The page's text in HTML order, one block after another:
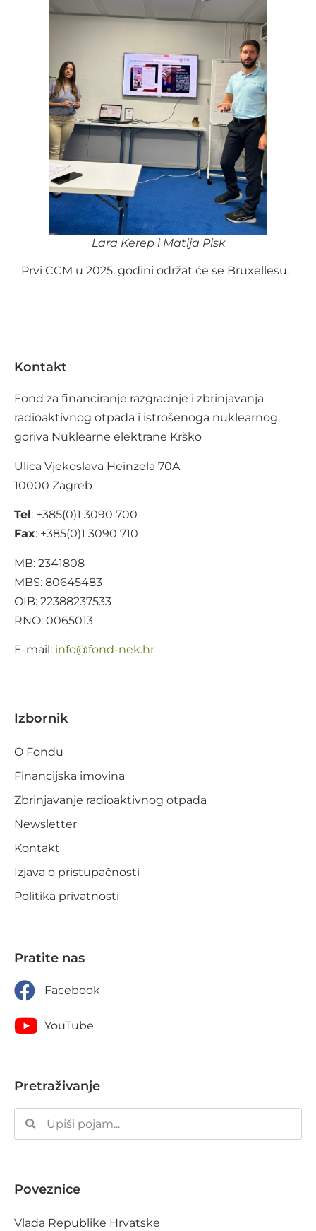
Lara Kerep i Matija Pisk
Prvi CCM u 2025. godini održat će se Bruxellesu.
Kontakt
Fond za financiranje razgradnje i zbrinjavanja
radioaktivnog otpada i istrošenoga nuklearnog
goriva Nuklearne elektrane Krško
Ulica Vjekoslava Heinzela 70A
10000 Zagreb
Tel: +385(0)1 3090 700
Fax: +385(0)1 3090 710
MB: 2341808
MBS: 80645483
OIB: 22388237533
RNO: 0065013
E-mail: rh.ken-dnof
@ofni
Izbornik
O Fondu
Financijska imovina
Zbrinjavanje radioaktivnog otpada
Newsletter
Kontakt
Izjava o pristupačnosti
Politika privatnosti
Pratite nas
Facebook
YouTube
Pretraživanje
Poveznice
Vlada Republike Hrvatske